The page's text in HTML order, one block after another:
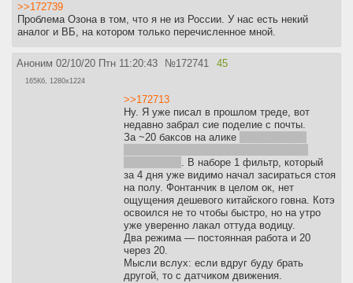
>>172739
Проблема Озона в том, что я не из России. У нас есть некий
аналог и ВБ, на котором только перечисленное мной.
Аноним 02/10/20 Птн 11:20:43 №172741 45
165Кб, 1280x1224
>>172713
Ну. Я уже писал в прошлом треде, вот
недавно забрал сие поделие с почты.
За ~20 баксов на алике
. В наборе 1 фильтр, который
за 4 дня уже видимо начал засираться стоя
на полу. Фонтанчик в целом ок, нет
ощущения дешевого китайского говна. Котэ
освоился не то чтобы быстро, но на утро
уже уверенно лакал оттуда водицу.
Два режима — постоянная работа и 20
через 20.
Мысли вслух: если вдруг буду брать
другой, то с датчиком движения.